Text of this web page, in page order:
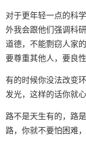
对于更年轻一点的科
外我会跟他们强调科
道德，不能剽窃人家
要尊重其他人，要良性
有的时候你没法改变
发光，这样的话你就
路不是天生有的，路
路，你就不要怕困难